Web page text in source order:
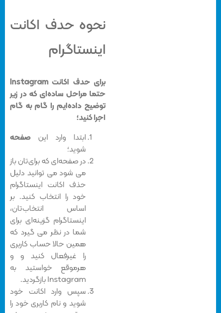
نحوه حدف اکانت
اینستاگرام
برای حدف اکانت Instagram
حتما مراحل ساده‌ای که در زیر
توضیح داده‌ایم را گام به گام
اجرا کنید؛
ابتدا وارد اینصفحه
شوید؛
در صفحه‌ای که برای‌تان باز
می شود می توانید دلیل
حذف اکانت اینستاگرام
خود را انتخاب کنید. بر
اساس انتخاب‌تان،
اینستاگرام گزینه‌ای برای
شما در نظر می گیرد که
همین حالا حساب کاربری
را غیرفعال کنید و و
هرموقع خواستید به
Instagram بازگردید.
سپس وارد اکانت خود
شوید و نام کاربری خود را